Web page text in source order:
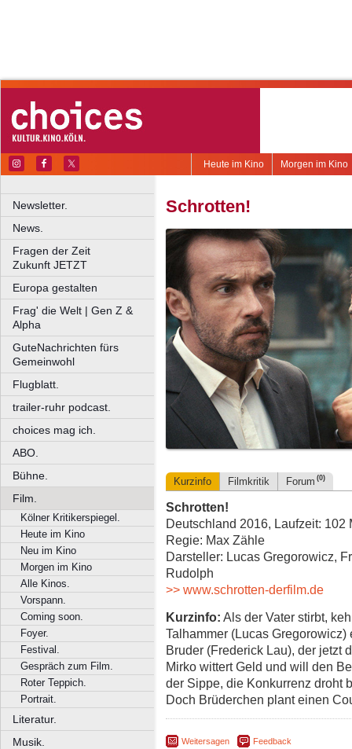
Morgen im Kino
Heute im Kino
Newsletter.
News.
Fragen der Zeit
Zukunft JETZT
Europa gestalten
Frag' die Welt | Gen Z &
Alpha
GuteNachrichten fürs
Gemeinwohl
Flugblatt.
trailer-ruhr podcast.
choices mag ich.
ABO.
Bühne.
Film.
Kölner Kritikerspiegel.
Heute im Kino
Neu im Kino
Morgen im Kino
Alle Kinos.
Vorspann.
Coming soon.
Foyer.
Festival.
Gespräch zum Film.
Roter Teppich.
Portrait.
Literatur.
Musik.
Schrotten!
Kurzinfo Filmkritik Forum (0)
Schrotten!
Deutschland 2016, Laufzeit: 102
Regie: Max Zähle
Darsteller: Lucas Gregorowicz,
Rudolph
>> www.schrotten-derfilm.de
Kurzinfo: Als der Vater stirbt,
Talhammer (Lucas
Bruder (Frederick Lau), der jetzt
Mirko wittert Geld und will den
der Sippe, die Konkurrenz droht
Doch Brüderchen plant einen
Weitersagen Feedback